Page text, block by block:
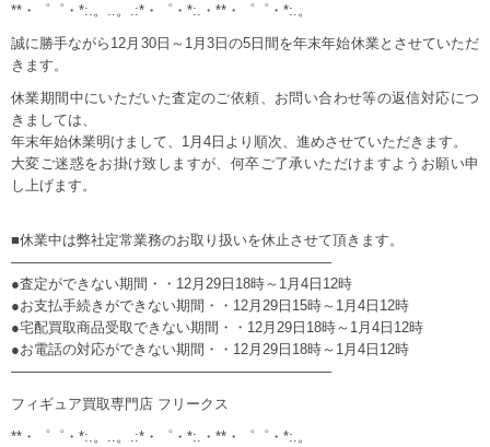
**・゜゜・*:.。..。.:*・゜・*:.・**・゜゜・*:.。
誠に勝手ながら12月30日～1月3日の5日間を年末年始休業とさせていただ
きます。
休業期間中にいただいた査定のご依頼、お問い合わせ等の返信対応につ
きましては、
年末年始休業明けまして、1月4日より順次、進めさせていただきます。
大変ご迷惑をお掛け致しますが、何卒ご了承いただけますようお願い申
し上げます。
■休業中は弊社定常業務のお取り扱いを休止させて頂きます。
——————————————————————–
●査定ができない期間・・12月29日18時～1月4日12時
●お支払手続きができない期間・・12月29日15時～1月4日12時
●宅配買取商品受取できない期間・・12月29日18時～1月4日12時
●お電話の対応ができない期間・・12月29日18時～1月4日12時
——————————————————————–
フィギュア買取専門店 フリークス
**・゜゜・*:.。..。.:*・゜・*:.・**・゜゜・*:.。